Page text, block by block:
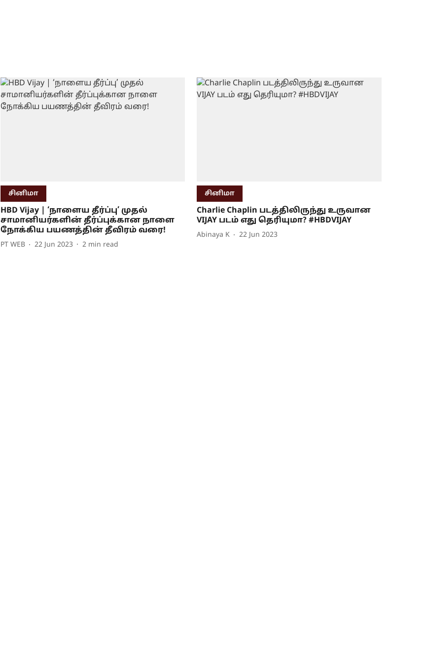
சினிமா
HBD Vijay | ‘நாளைய தீர்ப்பு’ முதல்
சாமானியர்களின் தீர்ப்புக்கான நாளை
நோக்கிய பயணத்தின் தீவிரம் வரை!
PT WEB 22 Jun 2023 2 min read
சினிமா
Charlie Chaplin படத்திலிருந்து உருவான
VIJAY படம் எது தெரியுமா? #HBDVIJAY
Abinaya K 22 Jun 2023